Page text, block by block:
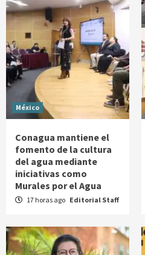
México
Conagua mantiene el
fomento de la cultura
del agua mediante
iniciativas como
Murales por el Agua
17 horas ago Editorial Staff